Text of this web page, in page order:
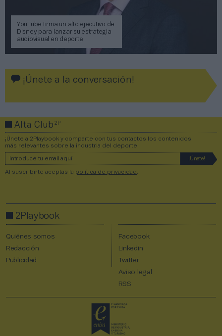
YouTube firma un alto ejecutivo de
Disney para lanzar su estrategia
audiovisual en deporte
¡Únete a la conversación!
Alta Club2P
¡Únete a 2Playbook y comparte con tus contactos los contenidos
más relevantes sobre la industria del deporte!
Al suscribirte aceptas la política de privacidad .
2Playbook
Quiénes somos
Redacción
Publicidad
Facebook
Linkedin
Twitter
Aviso legal
RSS